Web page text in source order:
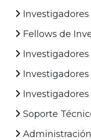
Fellows de
Soporte